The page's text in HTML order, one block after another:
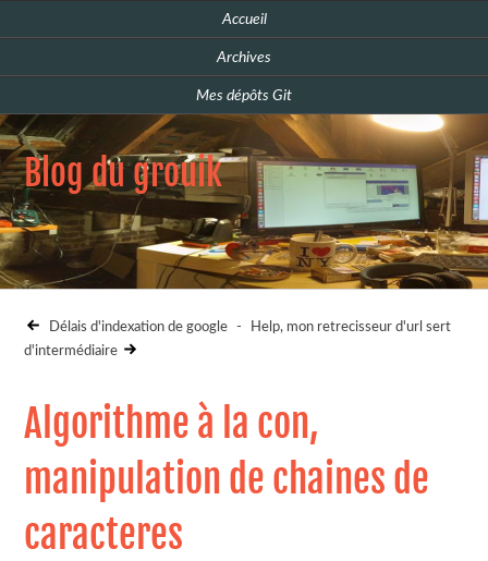
Accueil
Archives
Mes dépôts Git
Blog du grouik
Délais d'indexation de google -
Help, mon retrecisseur d'url sert
d'intermédiaire
Algorithme à la con,
manipulation de chaines de
caracteres